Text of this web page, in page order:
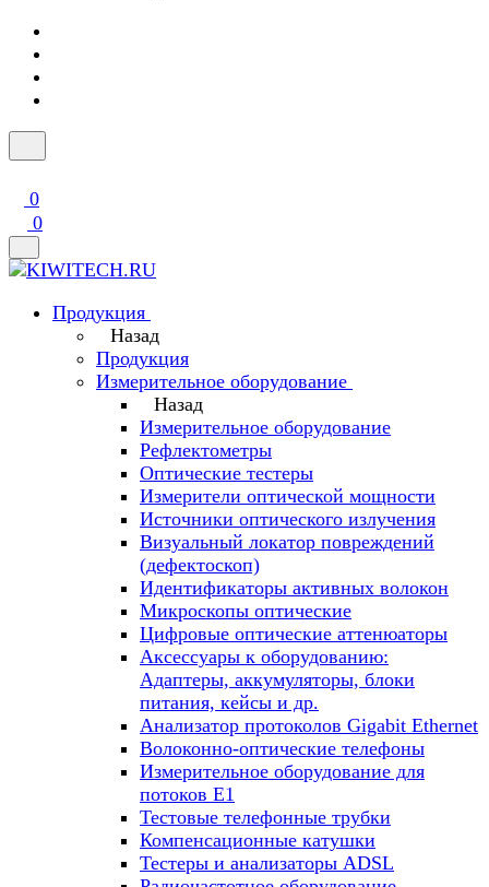
0
0
Продукция
Назад
Продукция
Измерительное оборудование
Назад
Измерительное оборудование
Рефлектометры
Оптические тестеры
Измерители оптической мощности
Источники оптического излучения
Визуальный локатор повреждений
(дефектоскоп)
Идентификаторы активных волокон
Микроскопы оптические
Цифровые оптические аттенюаторы
Аксессуары к оборудованию:
Адаптеры, аккумуляторы, блоки
питания, кейсы и др.
Анализатор протоколов Gigabit Ethernet
Волоконно-оптические телефоны
Измерительное оборудование для
потоков Е1
Тестовые телефонные трубки
Компенсационные катушки
Тестеры и анализаторы ADSL